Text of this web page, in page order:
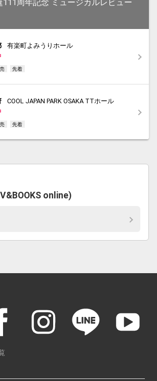
111周年記念 ミュージカルレビュー
有楽町よみうりホール
先着
COOL JAPAN PARK OSAKA TTホール
先着
online)